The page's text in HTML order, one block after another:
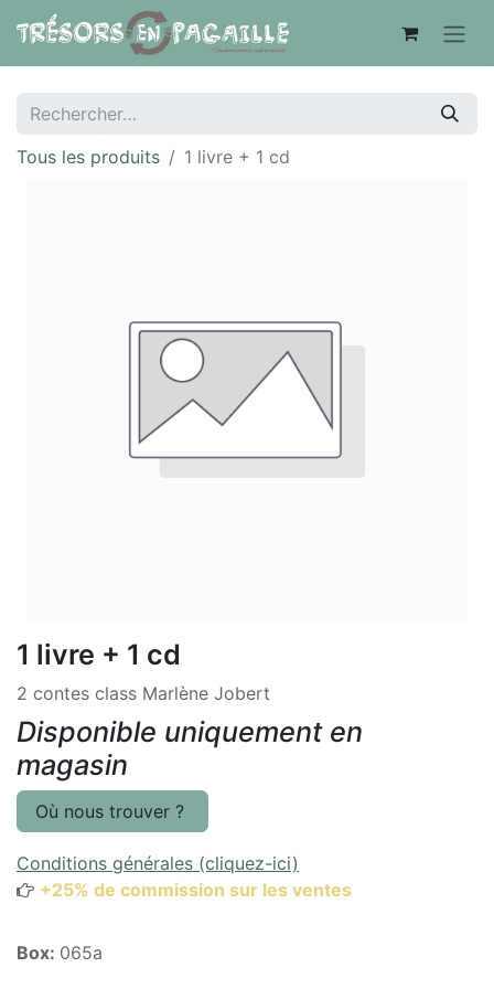
Tous les produits 1 livre + 1 cd
1 livre + 1 cd
2 contes class Marlène Jobert
Disponible uniquement en
magasin
Où nous trouver ?
Conditions générales (cliquez-ici)
+25% de commission sur les ventes
Box: 065a